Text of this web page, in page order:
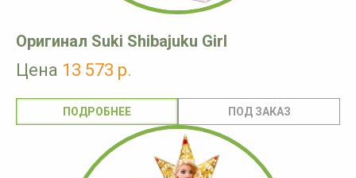
Оригинал Suki Shibajuku Girl
Цена 13 573 р.
ПОДРОБНЕЕ